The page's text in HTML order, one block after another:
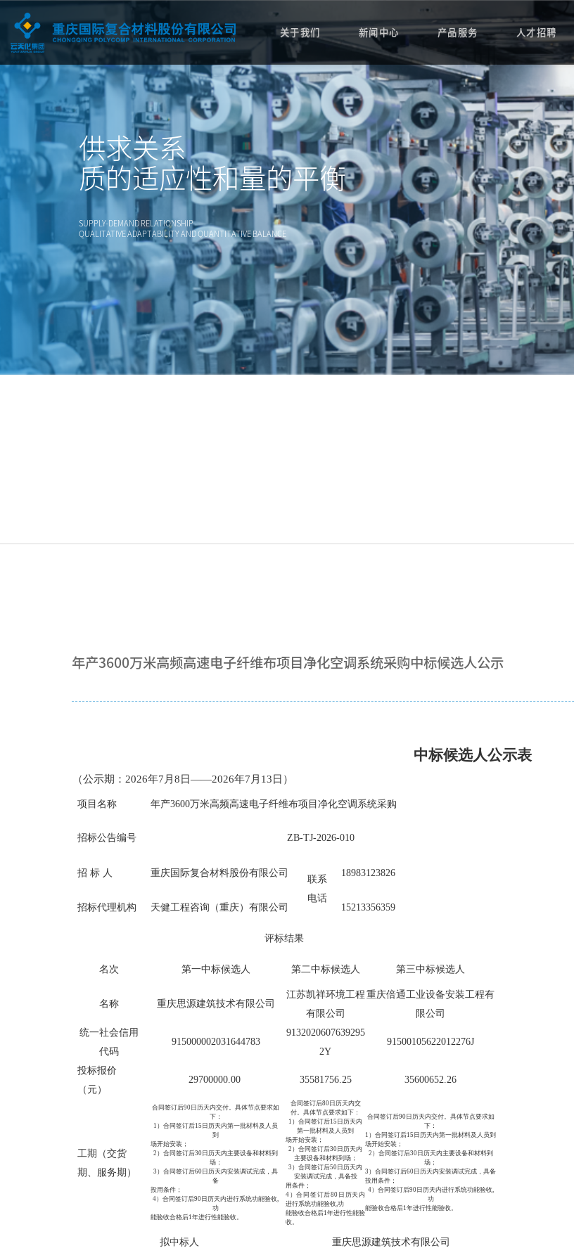
关于我们 新闻中心 产品服务 人才招聘
供求关系
质的适应性和量的平衡
SUPPLY-DEMAND RELATIONSHIP
QUALITATIVE ADAPTABILITY AND QUANTITATIVE BALANCE
年产3600万米高频高速电子纤维布项目净化空调系统采购中标候选人公示
中标候选人公示表
（公示期： 2026年7月 8 日——2026年7月13 日 ）
项目名称 年产3600万米高频高速电子纤维布项目净化空调系统采购
招标公告编号 ZB-TJ-2026-010
招 标 人 重庆国际复合材料股份有限公司
联系
电话
18983123826
招标代理机构 天健工程咨询（重庆）有限公司 15213356359
评标结果
名次 第一中标候选人 第二中标候选人 第三中标候选人
名称 重庆思源建筑技术有限公司
江苏凯祥环境工程
有限公司
重庆倍通工业设备安装工程有
限公司
统一社会信用
代码
915000002031644783
9132020607639295
2Y
91500105622012276J
投标报价
（元）
29700000.00 35581756.25 35600652.26
工期（交货
期、服务期）
合同签订后90日历天内交付。具体节点要求如
下：
1） 合同签订后15日历天内第一批材料及人员
到
场开始安装；
2）合同签订后30日历天内主要设备和材料到
场；
3）合同签订后60日历天内安装调试完成，具
备
投用条件；
4） 合同签订后90日历天内进行系统功能验收,
功
能验收合格后1年进行性能验收。
合同签订后80日历天内交
付。具体节点要求如下：
1） 合同签订后15日历天内
第一批材料及人员到
场开始安装；
2）合同签订后30日历天内
主要设备和材料到场；
3）合同签订后50日历天内
安装调试完成，具备投
用条件；
4）合同签订后80日历天内
进行系统功能验收,功
能验收合格后1年进行性能验
收。
合同签订后90日历天内交付。具体节点要求如
下：
1） 合同签订后15日历天内第一批材料及人员到
场开始安装；
2）合同签订后30日历天内主要设备和材料到
场；
3）合同签订后60日历天内安装调试完成，具备
投用条件；
4） 合同签订后90日历天内进行系统功能验收,
功
能验收合格后1年进行性能验收。
拟中标人 重庆思源建筑技术有限公司